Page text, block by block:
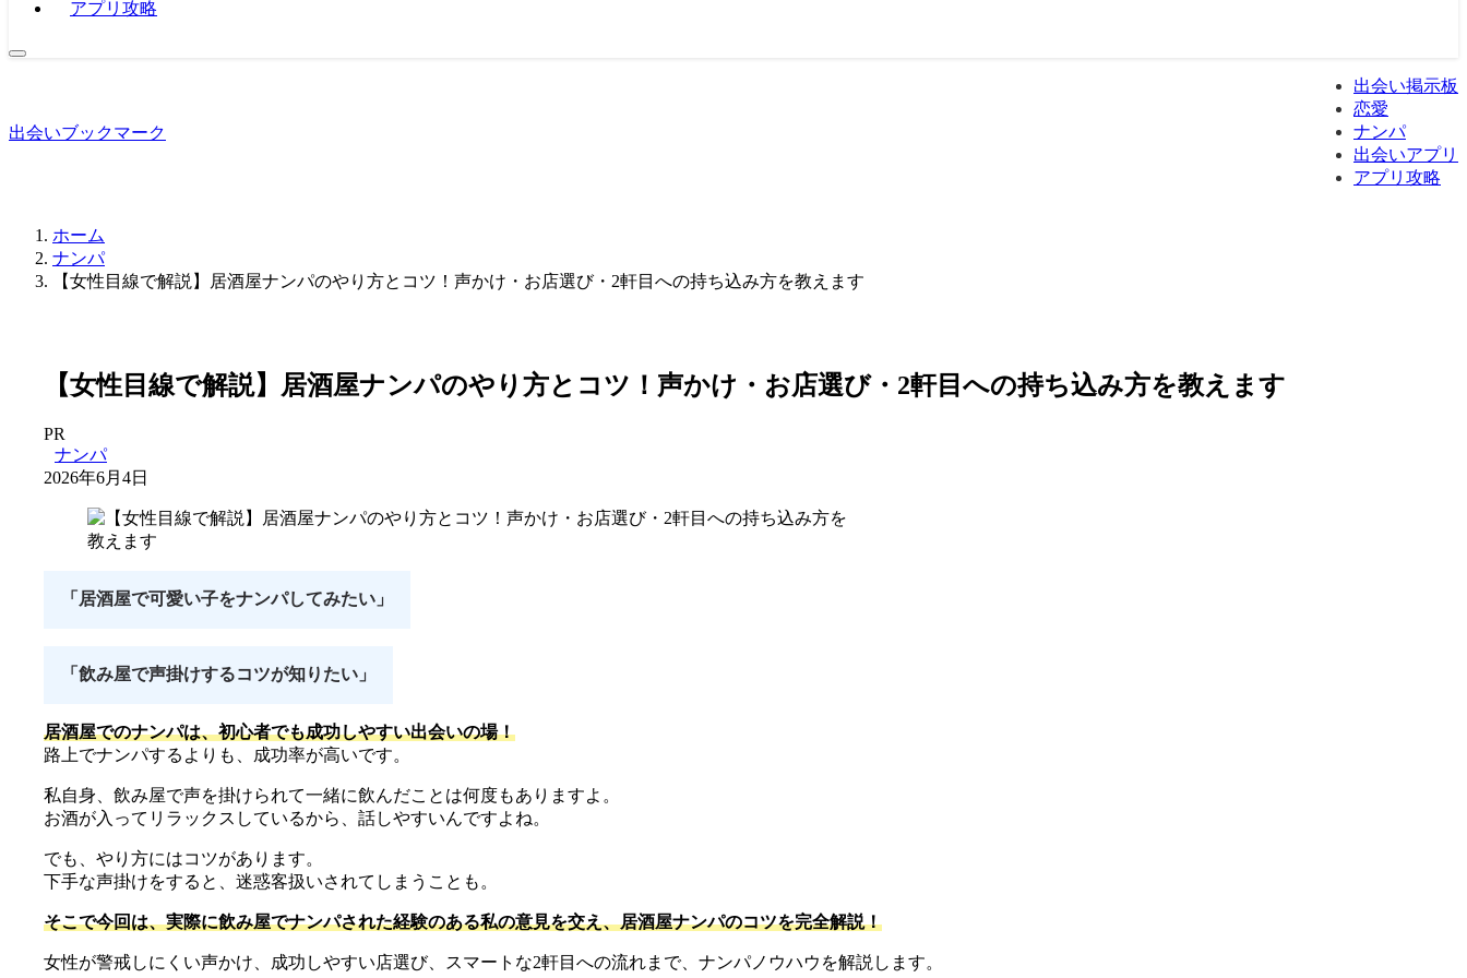
アプリ攻略
出会いブックマーク
出会い掲示板
恋愛
ナンパ
出会いアプリ
アプリ攻略
ホーム
ナンパ
【女性目線で解説】居酒屋ナンパのやり方とコツ！声かけ・お店選び・2軒目への持ち込み方を教えます
【女性目線で解説】居酒屋ナンパのやり方とコツ！声かけ・お店選び・2軒目への持ち込み方を教えます
PR
ナンパ
2026年6月4日
「居酒屋で可愛い子をナンパしてみたい」
「飲み屋で声掛けするコツが知りたい」
居酒屋でのナンパは、初心者でも成功しやすい出会いの場！
路上でナンパするよりも、成功率が高いです。
私自身、飲み屋で声を掛けられて一緒に飲んだことは何度もありますよ。
お酒が入ってリラックスしているから、話しやすいんですよね。
でも、やり方にはコツがあります。
下手な声掛けをすると、迷惑客扱いされてしまうことも。
そこで今回は、実際に飲み屋でナンパされた経験のある私の意見を交え、居酒屋ナンパのコツを完全解説！
女性が警戒しにくい声かけ、成功しやすい店選び、スマートな2軒目への流れまで、ナンパノウハウを解説します。